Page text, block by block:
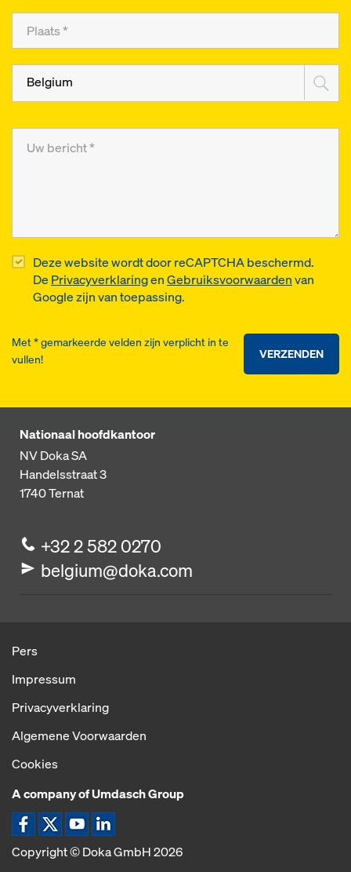
Belgium
Deze website wordt door reCAPTCHA beschermd.
De PrivacyverklaringenGebruiksvoorwaardenvan
Google zijn van toepassing.
VERZENDEN
Met * gemarkeerde velden zijn verplicht in te
vullen!
Nationaal hoofdkantoor
NV Doka SA
Handelsstraat 3
1740Ternat
+32 2 582 0270
belgium@doka.com
Pers
Impressum
Privacyverklaring
Algemene Voorwaarden
Cookies
A company of Umdasch Group
Pictogram Facebook
Pictogram X
Pictogram YouTube
Pictogram LinkedIn
Copyright © Doka GmbH 2026